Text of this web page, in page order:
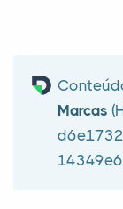
Marcas